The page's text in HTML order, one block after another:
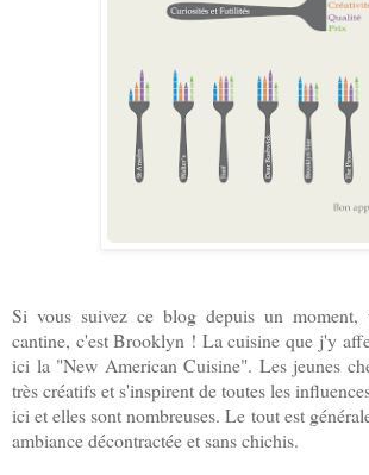
Si vous suivez ce blog depuis un moment,
cantine, c'est Brooklyn ! La cuisine que j'y
ici la "New American Cuisine". Les jeunes
très créatifs et s'inspirent de toutes les
ici et elles sont nombreuses. Le tout est
ambiance décontractée et sans chichis.